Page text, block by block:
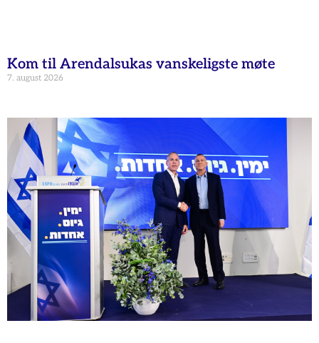
Kom til Arendalsukas vanskeligste møte
7. august 2026